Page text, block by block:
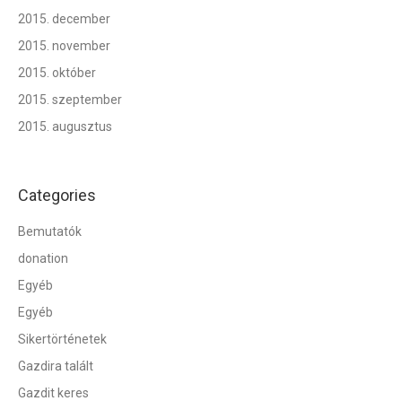
2015. december
2015. november
2015. október
2015. szeptember
2015. augusztus
Categories
Bemutatók
donation
Egyéb
Egyéb
Sikertörténetek
Gazdira talált
Gazdit keres